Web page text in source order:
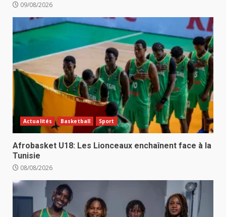
09/08/2026
Actualités Basketball Sport
Afrobasket U18: Les Lionceaux enchaînent face à la
Tunisie
08/08/2026